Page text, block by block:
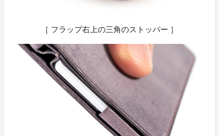
［ フラップ右上の三角のストッパー ］